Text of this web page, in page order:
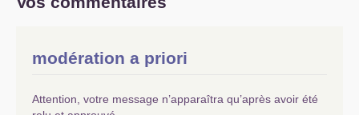
modération a priori
Attention, votre message n’apparaîtra qu’après avoir été